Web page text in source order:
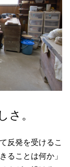
さ。
反発を受けるこ
ることは何か」